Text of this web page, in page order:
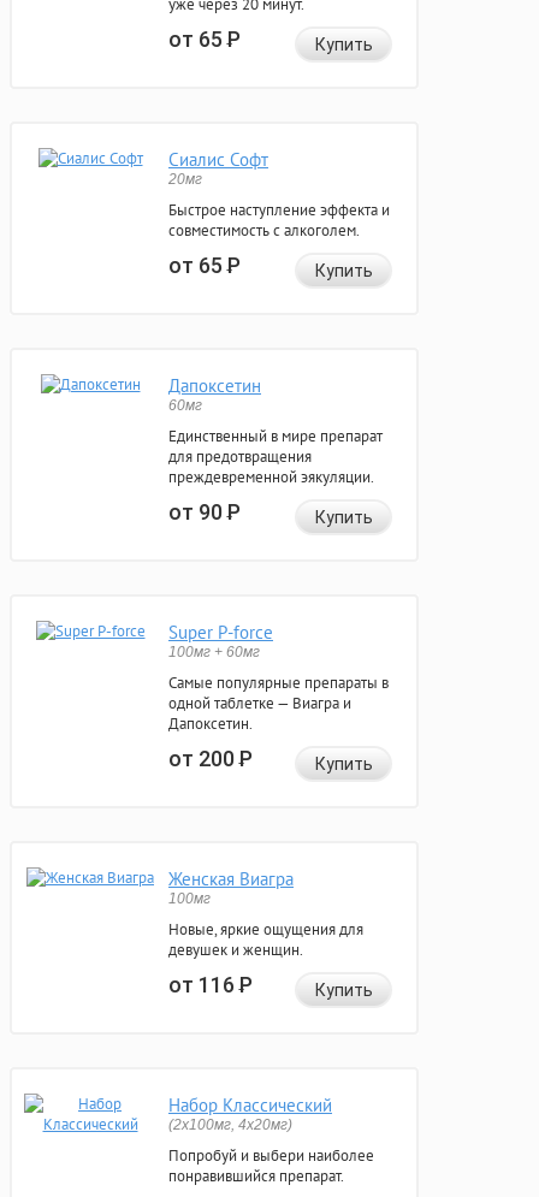
уже через 20 минут.
от 65Р Купить
Сиалис Софт
20мг
Быстрое наступление эффекта и
совместимость с алкоголем.
от 65Р Купить
Дапоксетин
60мг
Единственный в мире препарат
для предотвращения
преждевременной эякуляции.
от 90Р Купить
Super P-force
100мг + 60мг
Самые популярные препараты в
одной таблетке — Виагра и
Дапоксетин.
от 200Р Купить
Женская Виагра
100мг
Новые, яркие ощущения для
девушек и женщин.
от 116Р Купить
Набор Классический
(2x100мг, 4x20мг)
Попробуй и выбери наиболее
понравившийся препарат.